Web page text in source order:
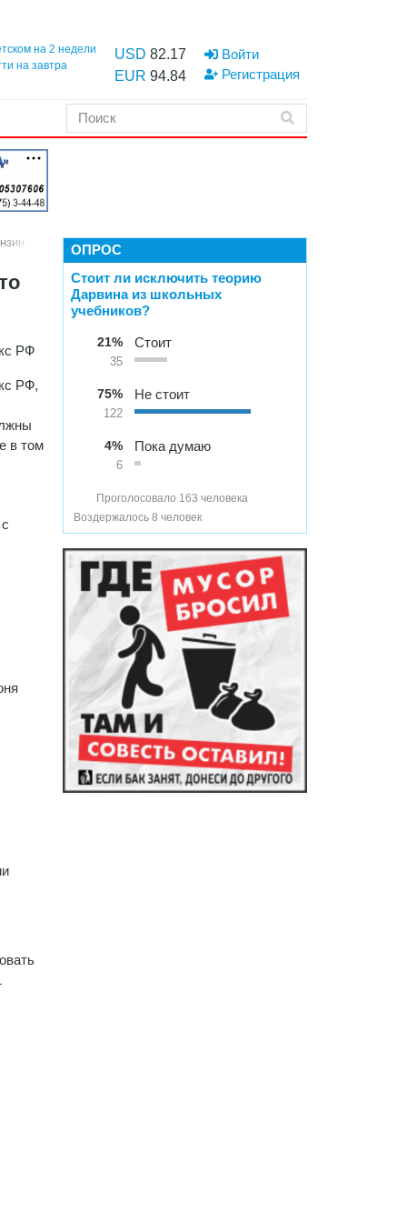
на 2 недели
на завтра
USD 82.17
EUR 94.84
Войти
Регистрация
РФ
РФ,
в том
ОПРОС
Стоит ли исключить теорию
Дарвина из школьных
учебников?
21%
35
Стоит
75%
122
Не стоит
4%
6
Пока думаю
Проголосовало 163 человека
Воздержалось 8 человек